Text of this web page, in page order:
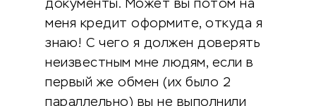
документы. Может вы потом на
меня кредит оформите, откуда я
знаю! С чего я должен доверять
неизвестным мне людям, если в
первый же обмен (их было 2
параллельно) вы не выполнили